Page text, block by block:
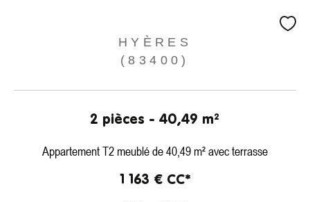
HYÈRES
(83400)
2 pièces - 40,49 m²
Appartement T2 meublé de 40,49 m² avec terrasse
1 163 € CC*